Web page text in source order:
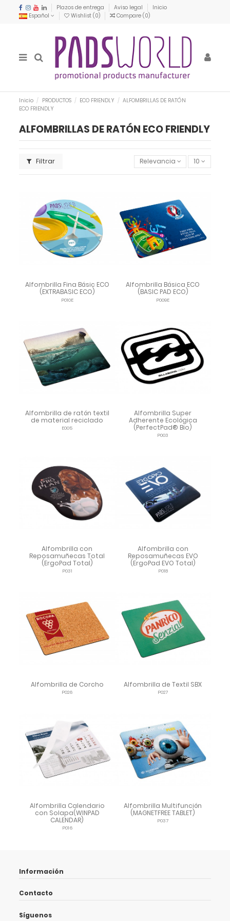
Plazos de entrega Aviso legal
Inicio
Español
Wishlist (0) Compare (0)
Inicio PRODUCTOS ECO FRIENDLY
ALFOMBRILLAS DE RATÓN
ECO FRIENDLY
ALFOMBRILLAS DE RATÓN ECO FRIENDLY
Filtrar Relevancia 10
Alfombrilla Fina Básic ECO
(EXTRABASIC ECO)
P010E
Alfombrilla Básica ECO
(BASIC PAD ECO)
P009E
Alfombrilla de ratón textil
de material reciclado
E005
Alfombrilla Super
Adherente Ecológica
(PerfectPad® Bio)
P003
Alfombrilla con
Reposamuñecas Total
(ErgoPad Total)
P031
Alfombrilla con
Reposamuñecas EVO
(ErgoPad EVO Total)
P018
Alfombrilla de Corcho
P026
Alfombrilla de Textil SBX
P027
Alfombrilla Calendario
con Solapa(WINPAD
CALENDAR)
P016
Alfombrilla Multifunción
(MAGNETFREE TABLET)
P037
Información
Contacto
Síguenos